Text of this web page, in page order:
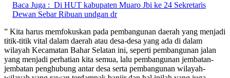
Baca Juga : Di HUT kabupaten Muaro Jbi ke 24 Sekretaris
Dewan Sebar Ribuan undgan dr
” Kita harus memfokuskan pada pembangunan daerah yang menjadi
titik-titik vital dalam daerah atau desa-desa yang ada di dalam
wilayah Kecamatan Bahar Selatan ini, seperti pembangunan jalan
yang menjadi perhatian kita semua, lalu pembangunan jembatan-
jembatan penghubung antar desa serta pembangunan wilayah-